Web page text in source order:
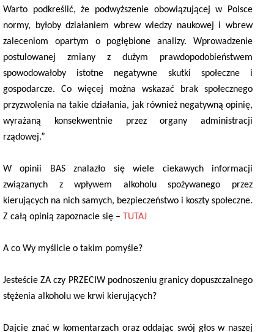
Warto podkreślić, że podwyższenie obowiązującej w Polsce
normy, byłoby działaniem wbrew wiedzy naukowej i wbrew
zaleceniom opartym o pogłębione analizy. Wprowadzenie
postulowanej zmiany z dużym prawdopodobieństwem
spowodowałoby istotne negatywne skutki społeczne i
gospodarcze. Co więcej można wskazać brak społecznego
przyzwolenia na takie działania, jak również negatywną opinię,
wyrażaną konsekwentnie przez organy administracji
rządowej.”
W opinii BAS znalazło się wiele ciekawych informacji
związanych z wpływem alkoholu spożywanego przez
kierujących na nich samych, bezpieczeństwo i koszty społeczne.
Z całą opinią zapoznacie się –
TUTAJ
A co Wy myślicie o takim pomyśle?
Jesteście ZA czy PRZECIW podnoszeniu granicy dopuszczalnego
stężenia alkoholu we krwi kierujących?
Dajcie znać w komentarzach oraz oddając swój głos w naszej